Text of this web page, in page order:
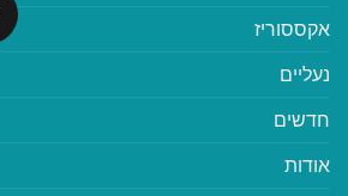
אקססוריז
נעליים
חדשים
אודות